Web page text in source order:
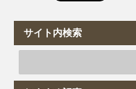
サイト内検索